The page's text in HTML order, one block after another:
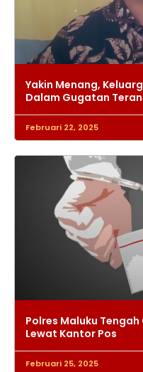
Yakin Menang,
Dalam Gugatan
Februari 22, 2025
Polres Maluku
Lewat Kantor Pos
Februari 25, 2025